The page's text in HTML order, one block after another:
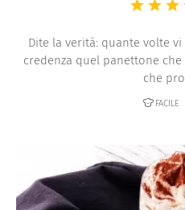
Dite la verità: quante volte
credenza quel panettone
che
FACILE